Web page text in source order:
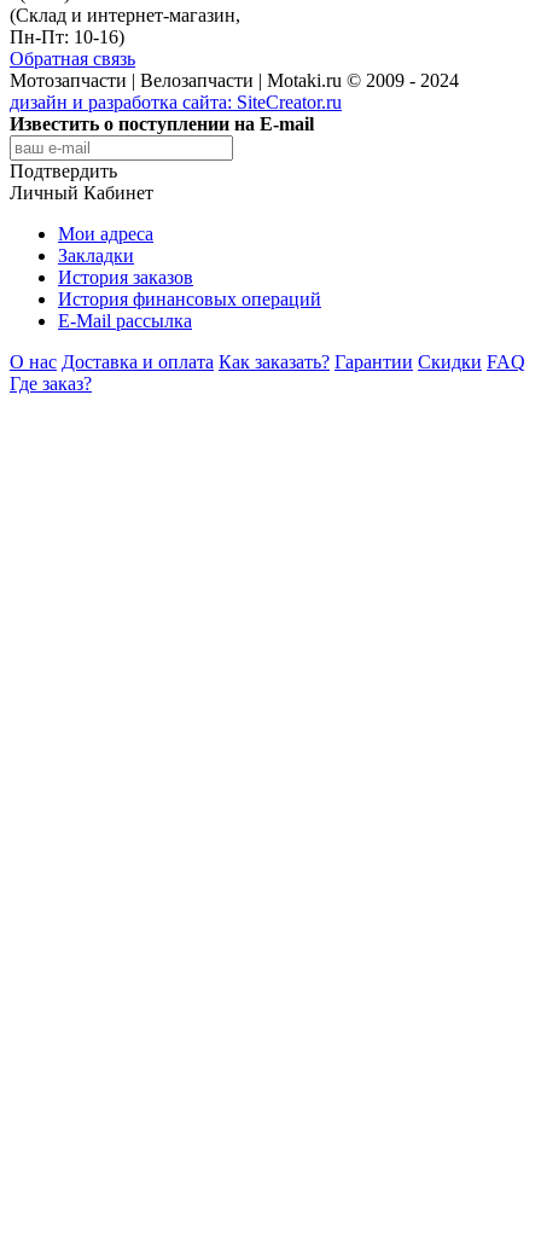
(Склад и интернет-магазин,
Пн-Пт: 10-16)
Обратная связь
Мотозапчасти | Велозапчасти | Motaki.ru © 2009 - 2024
дизайн и разработка сайта: SiteCreator.ru
Известить о поступлении на E-mail
Подтвердить
Личный Кабинет
Мои адреса
Закладки
История заказов
История финансовых операций
E-Mail рассылка
О нас Доставка и оплата Как заказать? Гарантии Скидки FAQ
Где заказ?